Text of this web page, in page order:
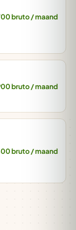
bruto / maand
bruto / maand
bruto / maand